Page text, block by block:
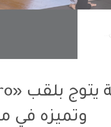
وتميزه في